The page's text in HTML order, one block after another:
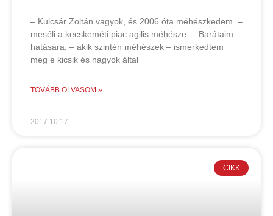
– Kulcsár Zoltán vagyok, és 2006 óta méhészkedem. –
meséli a kecskeméti piac agilis méhésze. – Barátaim
hatására, – akik szintén méhészek – ismerkedtem
meg e kicsik és nagyok által
TOVÁBB OLVASOM »
2017.10.17.
CIKK